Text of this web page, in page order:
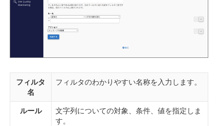
フィルタ
名
フィルタのわかりやすい名称を入力します。
ルール
文字列についての対象、条件、値を指定しま
す。